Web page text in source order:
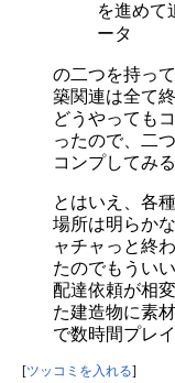
を進めて
ータ
の二つを持っ
築関連は全て
どうやっても
ったので、二
コンプしてみ
とはいえ、各
場所は明らか
ャチャっと終
たのでもうい
配達依頼が相
た建造物に素
で数時間プレ
ツッコミを入れる